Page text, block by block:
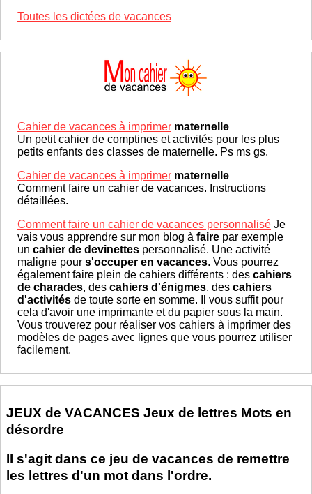
Toutes les dictées de vacances
Cahier de vacances à imprimer maternelle
Un petit cahier de comptines et activités pour les plus
petits enfants des classes de maternelle. Ps ms gs.
Cahier de vacances à imprimer maternelle
Comment faire un cahier de vacances. Instructions
détaillées.
Comment faire un cahier de vacances personnalisé Je
vais vous apprendre sur mon blog à faire par exemple
un cahier de devinettes personnalisé. Une activité
maligne pour s'occuper en vacances. Vous pourrez
également faire plein de cahiers différents : des cahiers
de charades, des cahiers d'énigmes, des cahiers
d'activités de toute sorte en somme. Il vous suffit pour
cela d'avoir une imprimante et du papier sous la main.
Vous trouverez pour réaliser vos cahiers à imprimer des
modèles de pages avec lignes que vous pourrez utiliser
facilement.
JEUX de VACANCES Jeux de lettres Mots en
désordre
Il s'agit dans ce jeu de vacances de remettre
les lettres d'un mot dans l'ordre.